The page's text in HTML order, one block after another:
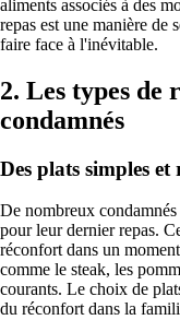
aliments associés à des
repas est une manière de
faire face à l'inévitable.
2. Les types de
condamnés
Des plats simples
De nombreux
pour leur dernier repas.
réconfort dans un
comme le steak, les
courants. Le choix de
du réconfort dans la